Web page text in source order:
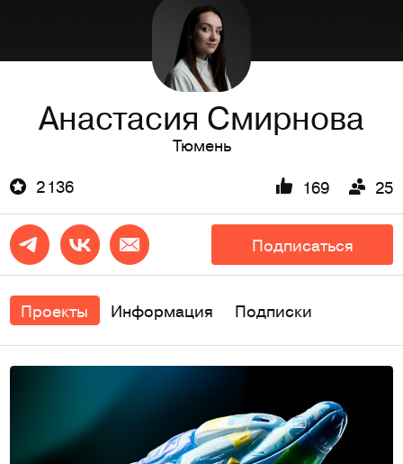
Анастасия Смирнова
Тюмень
2 136
169 25
Подписаться
Проекты Информация Подписки